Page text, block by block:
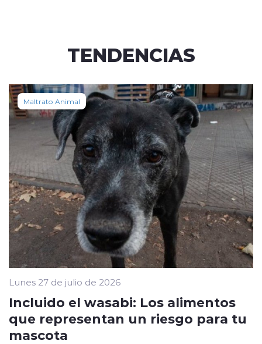
TENDENCIAS
Maltrato Animal
Lunes 27 de julio de 2026
Incluido el wasabi: Los alimentos
que representan un riesgo para tu
mascota